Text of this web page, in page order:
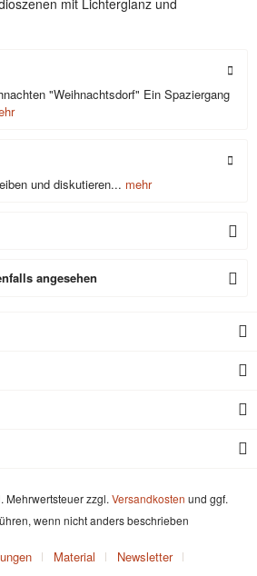
mit Lichterglanz und
"Weihnachtsdorf" Ein Spaziergang
und diskutieren... mehr
angesehen
Mehrwertsteuer zzgl. Versandkosten und ggf.
wenn nicht anders beschrieben
Material Newsletter